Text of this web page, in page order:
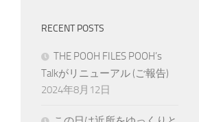
RECENT POSTS
THE POOH FILES POOH’s
Talkがリニューアル (ご報告)
2024年8月12日